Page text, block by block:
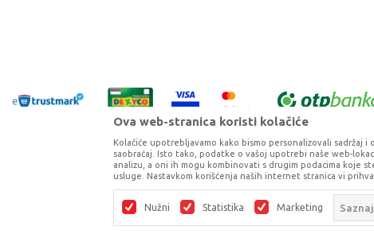
Proizvode na sajtu nastojimo da opišemo što je preciznije moguće, ali ne
potpunosti kompletni i bez grešaka. Svi artikli prikazani na sajtu su
www.dexy.co.rs, Izrada
Ova web-stranica koristi kolačiće
Kolačiće upotrebljavamo kako bismo personalizovali sadržaj
saobraćaj. Isto tako, podatke o vašoj upotrebi naše web-
analizu, a oni ih mogu kombinovati s drugim podacima koje
usluge. Nastavkom korišćenja naših internet stranica vi
Nužni Statistika Marketing